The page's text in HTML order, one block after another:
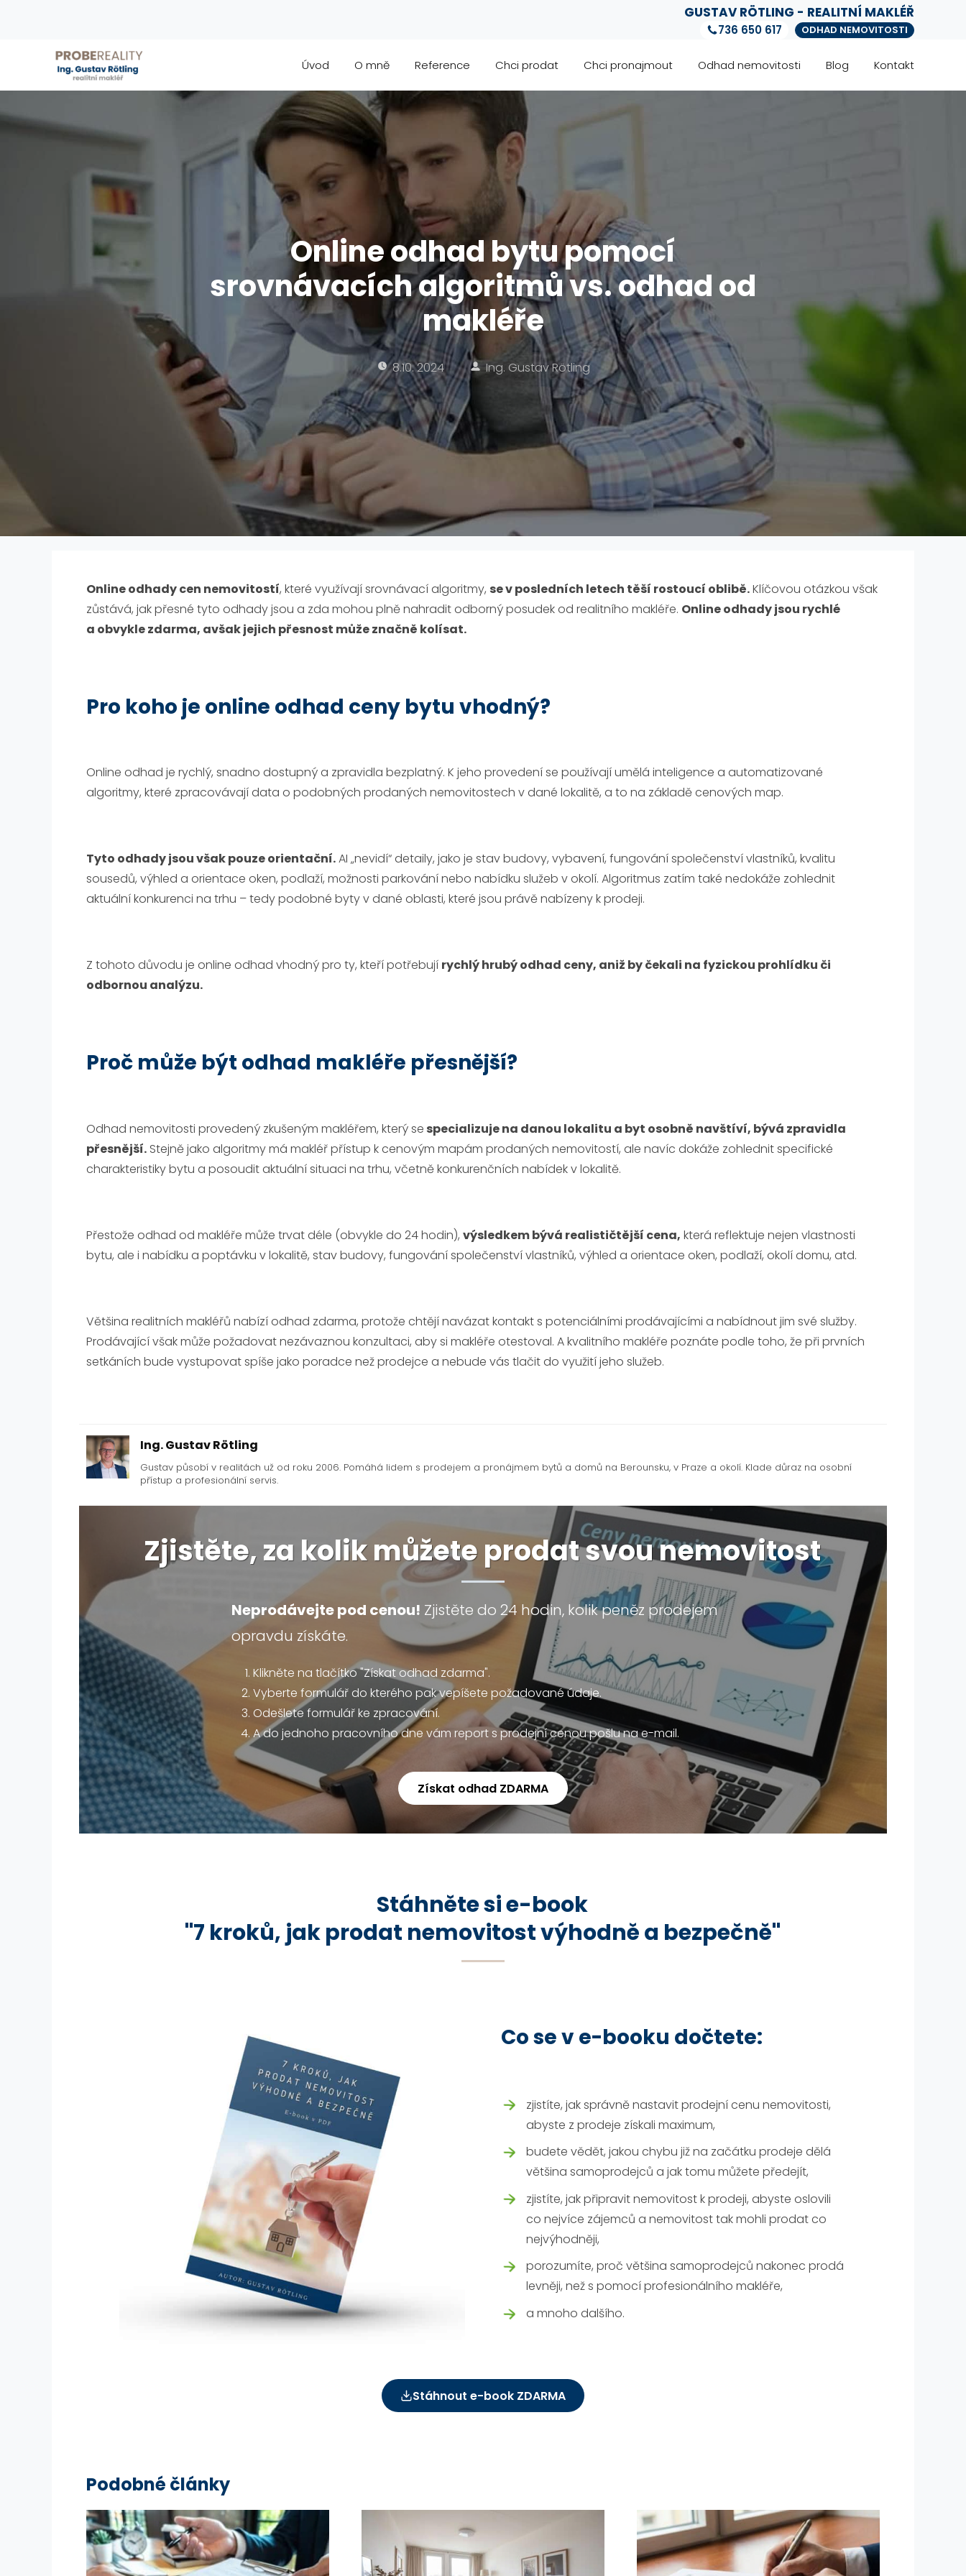
GUSTAV RÖTLING - REALITNÍ MAKLÉŘ
736 650 617 ODHAD NEMOVITOSTI
Úvod O mně Reference Chci prodat Chci pronajmout Odhad nemovitosti Blog Kontakt
Online odhad bytu pomocí
srovnávacích algoritmů vs. odhad od
makléře
8.10. 2024 Ing. Gustav Rötling
Online odhady cen nemovitostí, které využívají srovnávací algoritmy, se v posledních letech těší rostoucí oblibě.Klíčovou otázkou však
zůstává, jak přesné tyto odhady jsou a zda mohou plně nahradit odborný posudek od realitního makléře. Online odhady jsou rychlé
a obvykle zdarma, avšak jejich přesnost může značně kolísat.
Pro koho je online odhad ceny bytu vhodný?
Online odhad je rychlý, snadno dostupný a zpravidla bezplatný. K jeho provedení se používají umělá inteligence a automatizované
algoritmy, které zpracovávají data o podobných prodaných nemovitostech v dané lokalitě, a to na základě cenových map.
Tyto odhady jsou však pouze orientační.AI „nevidí“ detaily, jako je stav budovy, vybavení, fungování společenství vlastníků, kvalitu
sousedů, výhled a orientace oken, podlaží, možnosti parkování nebo nabídku služeb v okolí. Algoritmus zatím také nedokáže zohlednit
aktuální konkurenci na trhu – tedy podobné byty v dané oblasti, které jsou právě nabízeny k prodeji.
Z tohoto důvodu je online odhad vhodný pro ty, kteří potřebují rychlý hrubý odhad ceny, aniž by čekali na fyzickou prohlídku či
odbornou analýzu.
Proč může být odhad makléře přesnější?
Odhad nemovitosti provedený zkušeným makléřem, který se specializuje na danou lokalitu a byt osobně navštíví, bývá zpravidla
přesnější. Stejně jako algoritmy má makléř přístup k cenovým mapám prodaných nemovitostí, ale navíc dokáže zohlednit specifické
charakteristiky bytu a posoudit aktuální situaci na trhu, včetně konkurenčních nabídek v lokalitě.
Přestože odhad od makléře může trvat déle (obvykle do 24 hodin), výsledkem bývá realističtější cena, která reflektuje nejen vlastnosti
bytu, ale i nabídku a poptávku v lokalitě, stav budovy, fungování společenství vlastníků, výhled a orientace oken, podlaží, okolí domu, atd.
Většina realitních makléřů nabízí odhad zdarma, protože chtějí navázat kontakt s potenciálními prodávajícími a nabídnout jim své služby.
Prodávající však může požadovat nezávaznou konzultaci, aby si makléře otestoval. A kvalitního makléře poznáte podle toho, že při prvních
setkáních bude vystupovat spíše jako poradce než prodejce a nebude vás tlačit do využití jeho služeb.
Ing. Gustav Rötling
Gustav působí v realitách už od roku 2006. Pomáhá lidem s prodejem a pronájmem bytů a domů na Berounsku, v Praze a okolí. Klade důraz na osobní
přístup a profesionální servis.
Zjistěte, za kolik můžete prodat svou nemovitost
Neprodávejte pod cenou! Zjistěte do 24 hodin, kolik peněz prodejem
opravdu získáte.
Klikněte na tlačítko "Získat odhad zdarma".
Vyberte formulář do kterého pak vepíšete požadované údaje.
Odešlete formulář ke zpracování.
A do jednoho pracovního dne vám report s prodejní cenou pošlu na e-mail.
Získat odhad ZDARMA
Stáhněte si e-book
"7 kroků, jak prodat nemovitost výhodně a bezpečně"
Co se v e-booku dočtete:
zjistíte, jak správně nastavit prodejní cenu nemovitosti,
abyste z prodeje získali maximum,
budete vědět, jakou chybu již na začátku prodeje dělá
většina samoprodejců a jak tomu můžete předejít,
zjistíte, jak připravit nemovitost k prodeji, abyste oslovili
co nejvíce zájemců a nemovitost tak mohli prodat co
nejvýhodněji,
porozumíte, proč většina samoprodejců nakonec prodá
levněji, než s pomocí profesionálního makléře,
a mnoho dalšího.
Stáhnout e-book ZDARMA
Podobné články